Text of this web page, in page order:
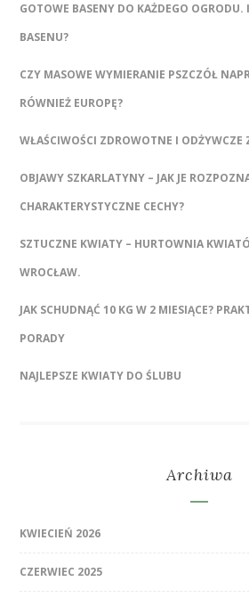
GOTOWE BASENY DO KAŻDEGO OGRODU.
BASENU?
CZY MASOWE WYMIERANIE PSZCZÓŁ
RÓWNIEŻ EUROPĘ?
WŁAŚCIWOŚCI ZDROWOTNE I ODŻYWCZE
OBJAWY SZKARLATYNY – JAK JE
CHARAKTERYSTYCZNE CECHY?
SZTUCZNE KWIATY – HURTOWNIA
WROCŁAW.
JAK SCHUDNĄĆ 10 KG W 2 MIESIĄCE?
PORADY
NAJLEPSZE KWIATY DO ŚLUBU
Archiwa
KWIECIEŃ 2026
CZERWIEC 2025